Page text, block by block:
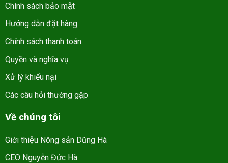
Chính sách bảo mật
Hướng dẫn đặt hàng
Chính sách thanh toán
Quyền và nghĩa vụ
Xử lý khiếu nại
Các câu hỏi thường gặp
Về chúng tôi
Giới thiệu Nông sản Dũng Hà
CEO Nguyễn Đức Hà